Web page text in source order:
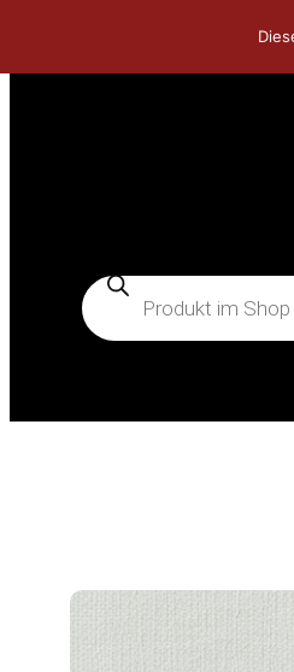
Inhalt
Products
search